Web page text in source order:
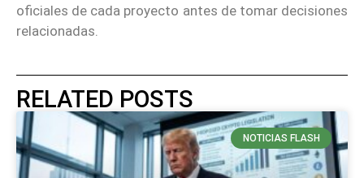
oficiales de cada proyecto antes de tomar decisiones
relacionadas.
RELATED POSTS
NOTICIAS FLASH